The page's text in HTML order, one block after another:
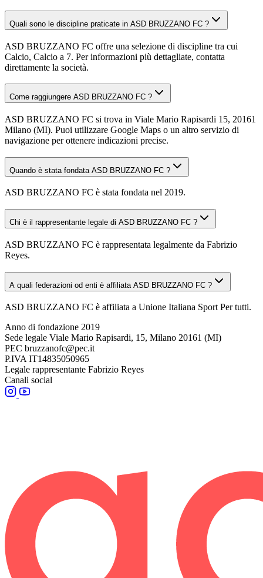
Quali sono le discipline praticate in ASD BRUZZANO FC ?
ASD BRUZZANO FC offre una selezione di discipline tra cui
Calcio, Calcio a 7. Per informazioni più dettagliate, contatta
direttamente la società.
Come raggiungere ASD BRUZZANO FC ?
ASD BRUZZANO FC si trova in Viale Mario Rapisardi 15, 20161
Milano (MI). Puoi utilizzare Google Maps o un altro servizio di
navigazione per ottenere indicazioni precise.
Quando è stata fondata ASD BRUZZANO FC ?
ASD BRUZZANO FC è stata fondata nel 2019.
Chi è il rappresentante legale di ASD BRUZZANO FC ?
ASD BRUZZANO FC è rappresentata legalmente da Fabrizio
Reyes.
A quali federazioni od enti è affiliata ASD BRUZZANO FC ?
ASD BRUZZANO FC è affiliata a Unione Italiana Sport Per tutti.
Anno di fondazione 2019
Sede legale Viale Mario Rapisardi, 15, Milano 20161 (MI)
PEC bruzzanofc@pec.it
P.IVA IT14835050965
Legale rappresentante Fabrizio Reyes
Canali social